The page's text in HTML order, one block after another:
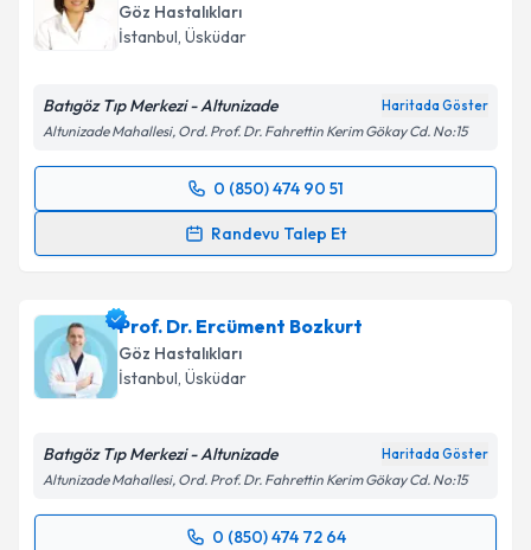
Göz Hastalıkları
İstanbul, Üsküdar
Batıgöz Tıp Merkezi - Altunizade Haritada Göster
Altunizade Mahallesi, Ord. Prof. Dr. Fahrettin Kerim Gökay Cd. No:15
0 (850) 474 90 51
Randevu Talep Et
Randevu Takvimi Talebi
takvim hazırlandığında e-posta ile bilgilendireceğiz.
E-posta Adresiniz
Kişisel verilerimin işlenmesine ilişkinAydınlatma
Metni'ni okudum ve kişisel verilerimin belirtilen
kapsamda işlenmesini kabul ediyorum.
Prof. Dr. Ercüment Bozkurt
Göz Hastalıkları
İstanbul, Üsküdar
Batıgöz Tıp Merkezi - Altunizade Haritada Göster
Altunizade Mahallesi, Ord. Prof. Dr. Fahrettin Kerim Gökay Cd. No:15
0 (850) 474 72 64